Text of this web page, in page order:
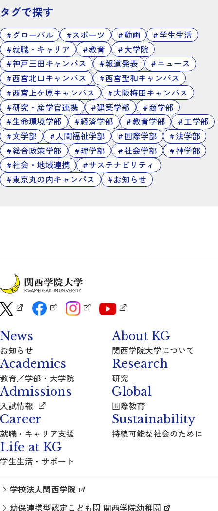
タグで探す
グローバル スポーツ 動画
学生生活
就職・キャリア
教育
大学院
神戸三田キャンパス
報道発表
ニュース
西宮北口キャンパス
西宮聖和キャンパス
西宮上ケ原キャンパス
大阪梅田キャンパス
研究・産学官連携
建築学部
商学部
生命環境学部
経済学部 教育学部
工学部
文学部
人間福祉学部 国際学部
法学部
総合政策学部
理学部 社会学部
神学部
社会・地域連携
サステナビリティ
東京丸の内キャンパス
お知らせ
News
お知らせ
About KG
関西学院大学について
Academics
教育／学部・大学院
Research
研究
Admissions
入試情報
Global
国際教育
Career
就職・キャリア支援
Sustainability
持続可能な社会のために
Life at KG
学生生活・サポート
学校法人関西学院
幼保連携型認定こども園 関西学院幼稚園